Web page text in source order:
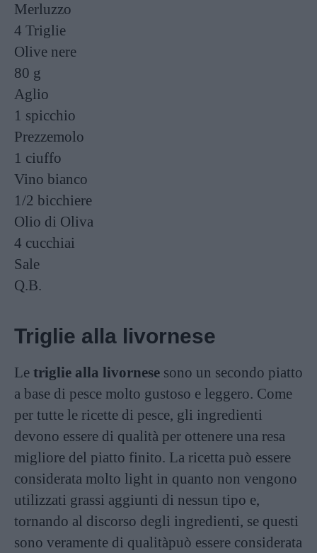
Merluzzo
4 Triglie
Olive nere
80 g
Aglio
1 spicchio
Prezzemolo
1 ciuffo
Vino bianco
1/2 bicchiere
Olio di Oliva
4 cucchiai
Sale
Q.B.
Triglie alla livornese
Le triglie alla livornese sono un secondo piatto
a base di pesce molto gustoso e leggero. Come
per tutte le ricette di pesce, gli ingredienti
devono essere di qualità per ottenere una resa
migliore del piatto finito. La ricetta può essere
considerata molto light in quanto non vengono
utilizzati grassi aggiunti di nessun tipo e,
tornando al discorso degli ingredienti, se questi
sono veramente di qualitàpuò essere considerata